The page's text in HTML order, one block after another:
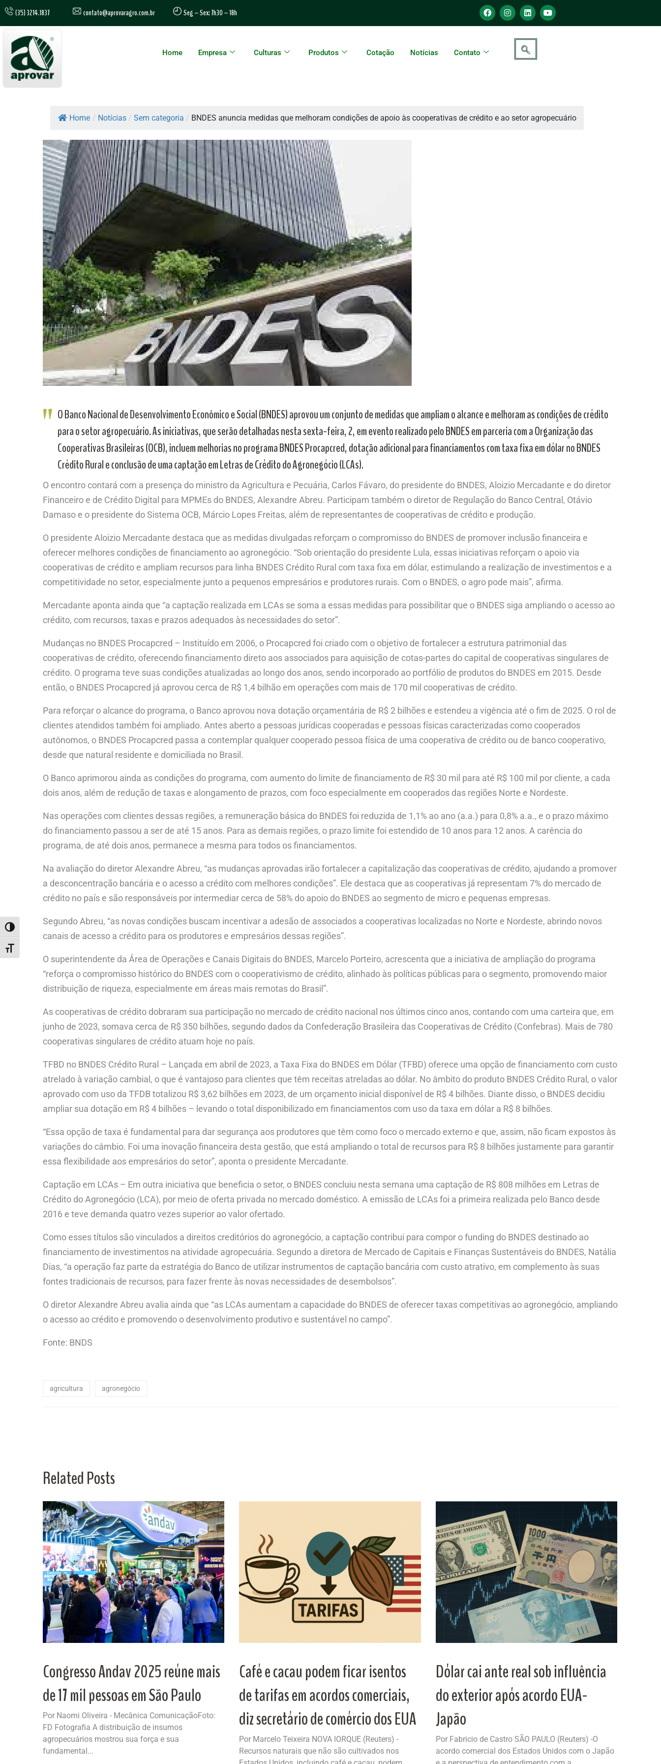
ALTERNAR ALTO CONTRASTE
ALTERNAR TAMANHO DA FONTE
(35) 3214.1837 contato@aprovaragro.com.br Seg – Sex: 7h30 – 18h
Home Empresa Culturas Produtos Cotação Notícias Contato
Home / Notícias / Sem categoria / BNDES anuncia medidas que melhoram condições de apoio às cooperativas de crédito e ao setor agropecuário
O Banco Nacional de Desenvolvimento Econômico e Social (BNDES) aprovou um conjunto de medidas que ampliam o alcance e melhoram as condições de crédito
para o setor agropecuário. As iniciativas, que serão detalhadas nesta sexta-feira, 2, em evento realizado pelo BNDES em parceria com a Organização das
Cooperativas Brasileiras (OCB), incluem melhorias no programa BNDES Procapcred, dotação adicional para financiamentos com taxa fixa em dólar no BNDES
Crédito Rural e conclusão de uma captação em Letras de Crédito do Agronegócio (LCAs).
O encontro contará com a presença do ministro da Agricultura e Pecuária, Carlos Fávaro, do presidente do BNDES, Aloizio Mercadante e do diretor
Financeiro e de Crédito Digital para MPMEs do BNDES, Alexandre Abreu. Participam também o diretor de Regulação do Banco Central, Otávio
Damaso e o presidente do Sistema OCB, Márcio Lopes Freitas, além de representantes de cooperativas de crédito e produção.
O presidente Aloizio Mercadante destaca que as medidas divulgadas reforçam o compromisso do BNDES de promover inclusão financeira e
oferecer melhores condições de financiamento ao agronegócio. “Sob orientação do presidente Lula, essas iniciativas reforçam o apoio via
cooperativas de crédito e ampliam recursos para linha BNDES Crédito Rural com taxa fixa em dólar, estimulando a realização de investimentos e a
competitividade no setor, especialmente junto a pequenos empresários e produtores rurais. Com o BNDES, o agro pode mais”, afirma.
Mercadante aponta ainda que “a captação realizada em LCAs se soma a essas medidas para possibilitar que o BNDES siga ampliando o acesso ao
crédito, com recursos, taxas e prazos adequados às necessidades do setor”.
Mudanças no BNDES Procapcred – Instituído em 2006, o Procapcred foi criado com o objetivo de fortalecer a estrutura patrimonial das
cooperativas de crédito, oferecendo financiamento direto aos associados para aquisição de cotas-partes do capital de cooperativas singulares de
crédito. O programa teve suas condições atualizadas ao longo dos anos, sendo incorporado ao portfólio de produtos do BNDES em 2015. Desde
então, o BNDES Procapcred já aprovou cerca de R$ 1,4 bilhão em operações com mais de 170 mil cooperativas de crédito.
Para reforçar o alcance do programa, o Banco aprovou nova dotação orçamentária de R$ 2 bilhões e estendeu a vigência até o fim de 2025. O rol de
clientes atendidos também foi ampliado. Antes aberto a pessoas jurídicas cooperadas e pessoas físicas caracterizadas como cooperados
autônomos, o BNDES Procapcred passa a contemplar qualquer cooperado pessoa física de uma cooperativa de crédito ou de banco cooperativo,
desde que natural residente e domiciliada no Brasil.
O Banco aprimorou ainda as condições do programa, com aumento do limite de financiamento de R$ 30 mil para até R$ 100 mil por cliente, a cada
dois anos, além de redução de taxas e alongamento de prazos, com foco especialmente em cooperados das regiões Norte e Nordeste.
Nas operações com clientes dessas regiões, a remuneração básica do BNDES foi reduzida de 1,1% ao ano (a.a.) para 0,8% a.a., e o prazo máximo
do financiamento passou a ser de até 15 anos. Para as demais regiões, o prazo limite foi estendido de 10 anos para 12 anos. A carência do
programa, de até dois anos, permanece a mesma para todos os financiamentos.
Na avaliação do diretor Alexandre Abreu, “as mudanças aprovadas irão fortalecer a capitalização das cooperativas de crédito, ajudando a promover
a desconcentração bancária e o acesso a crédito com melhores condições”. Ele destaca que as cooperativas já representam 7% do mercado de
crédito no país e são responsáveis por intermediar cerca de 58% do apoio do BNDES ao segmento de micro e pequenas empresas.
Segundo Abreu, “as novas condições buscam incentivar a adesão de associados a cooperativas localizadas no Norte e Nordeste, abrindo novos
canais de acesso a crédito para os produtores e empresários dessas regiões”.
O superintendente da Área de Operações e Canais Digitais do BNDES, Marcelo Porteiro, acrescenta que a iniciativa de ampliação do programa
“reforça o compromisso histórico do BNDES com o cooperativismo de crédito, alinhado às políticas públicas para o segmento, promovendo maior
distribuição de riqueza, especialmente em áreas mais remotas do Brasil”.
As cooperativas de crédito dobraram sua participação no mercado de crédito nacional nos últimos cinco anos, contando com uma carteira que, em
junho de 2023, somava cerca de R$ 350 bilhões, segundo dados da Confederação Brasileira das Cooperativas de Crédito (Confebras). Mais de 780
cooperativas singulares de crédito atuam hoje no país.
TFBD no BNDES Crédito Rural – Lançada em abril de 2023, a Taxa Fixa do BNDES em Dólar (TFBD) oferece uma opção de financiamento com custo
atrelado à variação cambial, o que é vantajoso para clientes que têm receitas atreladas ao dólar. No âmbito do produto BNDES Crédito Rural, o valor
aprovado com uso da TFDB totalizou R$ 3,62 bilhões em 2023, de um orçamento inicial disponível de R$ 4 bilhões. Diante disso, o BNDES decidiu
ampliar sua dotação em R$ 4 bilhões – levando o total disponibilizado em financiamentos com uso da taxa em dólar a R$ 8 bilhões.
“Essa opção de taxa é fundamental para dar segurança aos produtores que têm como foco o mercado externo e que, assim, não ficam expostos às
variações do câmbio. Foi uma inovação financeira desta gestão, que está ampliando o total de recursos para R$ 8 bilhões justamente para garantir
essa flexibilidade aos empresários do setor”, aponta o presidente Mercadante.
Captação em LCAs – Em outra iniciativa que beneficia o setor, o BNDES concluiu nesta semana uma captação de R$ 808 milhões em Letras de
Crédito do Agronegócio (LCA), por meio de oferta privada no mercado doméstico. A emissão de LCAs foi a primeira realizada pelo Banco desde
2016 e teve demanda quatro vezes superior ao valor ofertado.
Como esses títulos são vinculados a direitos creditórios do agronegócio, a captação contribui para compor o funding do BNDES destinado ao
financiamento de investimentos na atividade agropecuária. Segundo a diretora de Mercado de Capitais e Finanças Sustentáveis do BNDES, Natália
Dias, “a operação faz parte da estratégia do Banco de utilizar instrumentos de captação bancária com custo atrativo, em complemento às suas
fontes tradicionais de recursos, para fazer frente às novas necessidades de desembolsos”.
O diretor Alexandre Abreu avalia ainda que “as LCAs aumentam a capacidade do BNDES de oferecer taxas competitivas ao agronegócio, ampliando
o acesso ao crédito e promovendo o desenvolvimento produtivo e sustentável no campo”.
Fonte: BNDS
agricultura agronegócio
Related Posts
Congresso Andav 2025 reúne mais
de 17 mil pessoas em São Paulo
Por Naomi Oliveira - Mecânica ComunicaçãoFoto:
FD Fotografia A distribuição de insumos
agropecuários mostrou sua força e sua
fundamental...
Café e cacau podem ficar isentos
de tarifas em acordos comerciais,
diz secretário de comércio dos EUA
Por Marcelo Teixeira NOVA IORQUE (Reuters) -
Recursos naturais que não são cultivados nos
Dólar cai ante real sob influência
do exterior após acordo EUA-
Japão
Por Fabricio de Castro SÃO PAULO (Reuters) -O
acordo comercial dos Estados Unidos com o Japão